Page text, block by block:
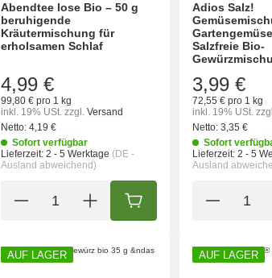
Abendtee lose Bio – 50 g
beruhigende
Kräutermischung für
erholsamen Schlaf
4,99 €
99,80 € pro 1 kg
inkl. 19% USt. zzgl. Versand
Netto: 4,19 €
Sofort verfügbar
Lieferzeit: 2 - 5 Werktage (DE -
Ausland abweichend)
IN DEN WARENKORB
Adios Salz!
Salzfreie Bio-
3,99 €
72,55 € pro 1 kg
inkl. 19% USt.
Netto: 3,35 €
Sofort
Lieferzeit: 2 - 5
Ausland
AUF LAGER AUF LAGER